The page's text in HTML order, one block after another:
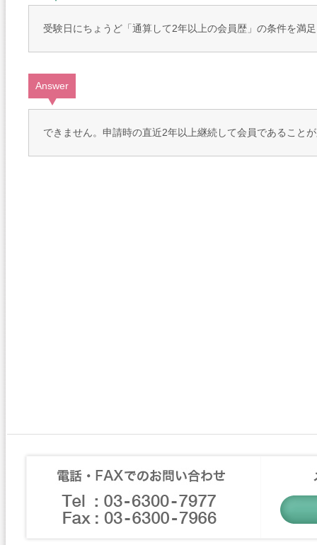
受験日にちょうど「通算して2年以上の会員歴」の条件を満
Answer
できません。申請時の直近2年以上継続して会員であること